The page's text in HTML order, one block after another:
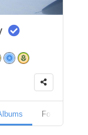
Followers